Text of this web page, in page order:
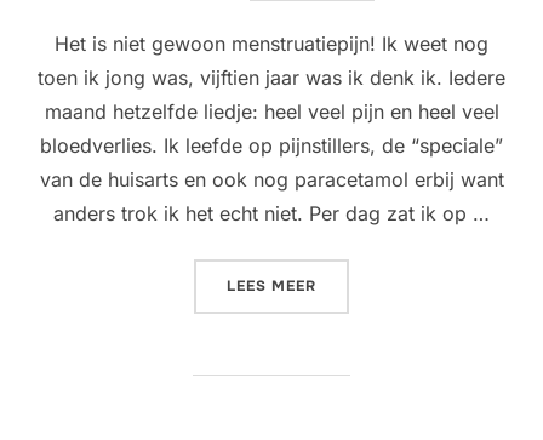
Het is niet gewoon menstruatiepijn! Ik weet nog
toen ik jong was, vijftien jaar was ik denk ik. Iedere
maand hetzelfde liedje: heel veel pijn en heel veel
bloedverlies. Ik leefde op pijnstillers, de “speciale”
van de huisarts en ook nog paracetamol erbij want
anders trok ik het echt niet. Per dag zat ik op …
LEES MEER